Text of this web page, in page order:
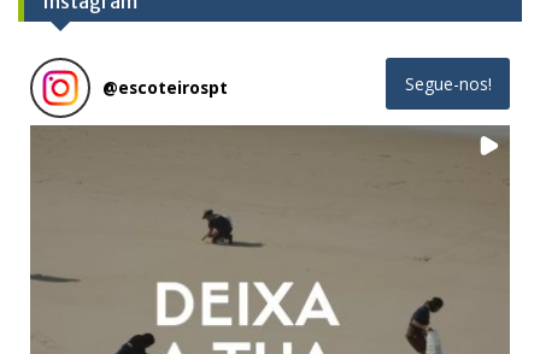
@escoteirospt Segue-nos!